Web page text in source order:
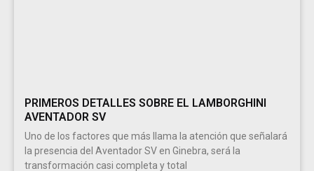
PRIMEROS DETALLES SOBRE EL LAMBORGHINI
AVENTADOR SV
Uno de los factores que más llama la atención que señalará
la presencia del Aventador SV en Ginebra, será la
transformación casi completa y total